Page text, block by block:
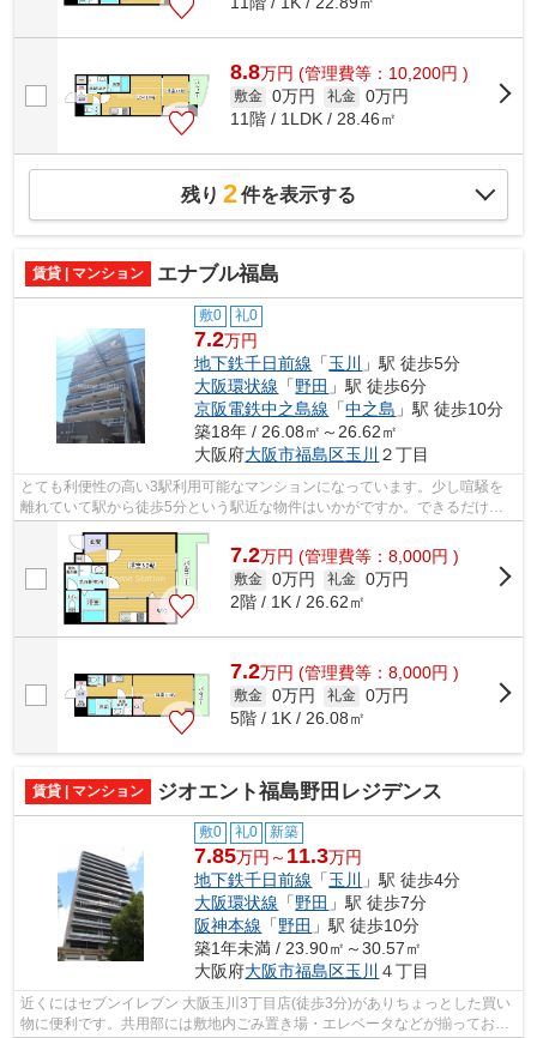
8.8万円 (管理費等：10,200円 )
敷金 0万円 礼金 0万円
11階 / 1LDK / 28.46㎡
残り 2件を表示する
賃貸 | マンション エナブル福島
敷0 礼0
7.2万円
地下鉄千日前線 「玉川
」駅 徒歩5分
大阪環状線 「野田 」駅 徒歩6分
京阪電鉄中之島線 「中之島 」駅 徒歩10分
築18年 / 26.08㎡～26.62㎡
大阪府大阪市福島区玉川 ２丁目
とても利便性の高い3駅利用可能なマンションになっています。少し喧騒を
離れていて駅から徒歩5分という駅近な物件はいかがですか。できるだけ早
めに不動産情報を集めたい方は当社スタ...
7.2万円 (管理費等：8,000円 )
敷金 0万円 礼金 0万円
2階 / 1K / 26.62㎡
7.2万円 (管理費等：8,000円 )
敷金 0万円 礼金 0万円
5階 / 1K / 26.08㎡
賃貸 | マンション ジオエント福島野田レジデンス
敷0 礼0 新築
7.85万円～ 11.3万円
地下鉄千日前線 「玉川
」駅 徒歩4分
大阪環状線 「野田 」駅 徒歩7分
阪神本線 「野田 」駅 徒歩10分
築1年未満 / 23.90㎡～30.57㎡
大阪府大阪市福島区玉川 ４丁目
近くにはセブンイレブン 大阪玉川3丁目店(徒歩3分)がありちょっとした買い
物に便利です。共用部には敷地内ごみ置き場・エレベータなどが揃ってお